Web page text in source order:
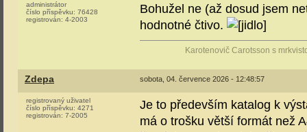
administrátor
číslo příspěvku: 76428
registrován: 4-2003
Bohužel ne (až dosud jsem
hodnotné čtivo.
Karotenovič Carotsson s
Zdepa sobota, 04. července 2026 - 12:48:57
registrovaný uživatel
číslo příspěvku: 4271
registrován: 7-2005
Je to především katalog k
má o trošku větší formát než